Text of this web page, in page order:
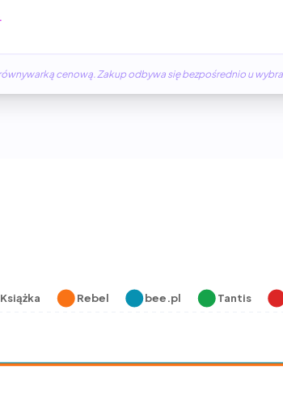
cenową. Zakup odbywa się bezpośrednio u